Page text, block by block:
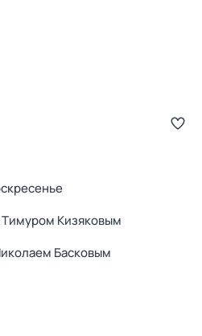
Тимуром Кизяковым
Басковым